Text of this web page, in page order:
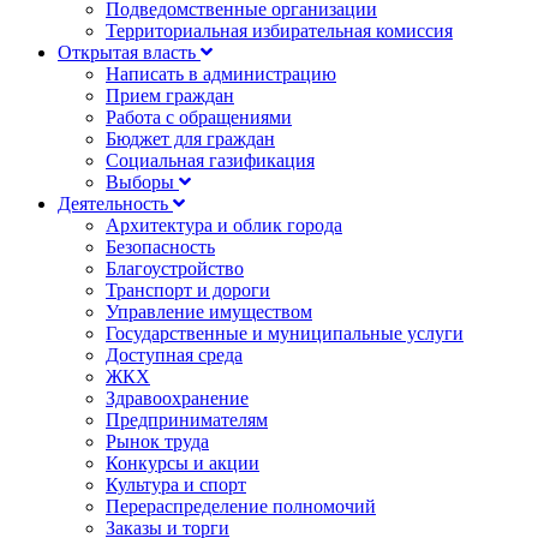
Подведомственные организации
Территориальная избирательная комиссия
Открытая власть
Написать в администрацию
Прием граждан
Работа с обращениями
Бюджет для граждан
Социальная газификация
Выборы
Деятельность
Архитектура и облик города
Безопасность
Благоустройство
Транспорт и дороги
Управление имуществом
Государственные и муниципальные услуги
Доступная среда
ЖКХ
Здравоохранение
Предпринимателям
Рынок труда
Конкурсы и акции
Культура и спорт
Перераспределение полномочий
Заказы и торги